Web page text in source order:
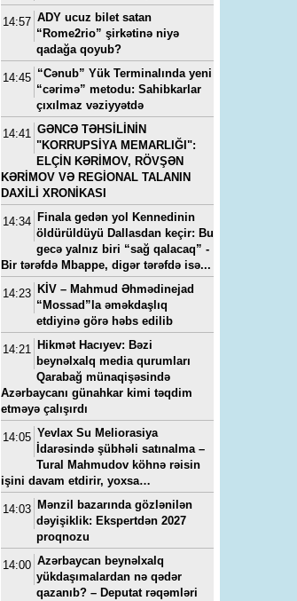
14:57 ADY ucuz bilet satan
“Rome2rio” şirkətinə niyə
qadağa qoyub?
14:45 “Cənub” Yük Terminalında yeni
“cərimə” metodu: Sahibkarlar
çıxılmaz vəziyyətdə
14:41 GƏNCƏ TƏHSİLİNİN
"KORRUPSİYA MEMARLIĞI":
ELÇİN KƏRİMOV, RÖVŞƏN
KƏRİMOV VƏ REGİONAL TALANIN
DAXİLİ XRONİKASI
14:34 Finala gedən yol Kennedinin
öldürüldüyü Dallasdan keçir: Bu
gecə yalnız biri “sağ qalacaq” -
Bir tərəfdə Mbappe, digər tərəfdə isə...
14:23 KİV – Mahmud Əhmədinejad
“Mossad”la əməkdaşlıq
etdiyinə görə həbs edilib
14:21 Hikmət Hacıyev: Bəzi
beynəlxalq media qurumları
Qarabağ münaqişəsində
Azərbaycanı günahkar kimi təqdim
etməyə çalışırdı
14:05 Yevlax Su Meliorasiya
İdarəsində şübhəli satınalma –
Tural Mahmudov köhnə rəisin
işini davam etdirir, yoxsa…
14:03 Mənzil bazarında gözlənilən
dəyişiklik: Ekspertdən 2027
proqnozu
14:00 Azərbaycan beynəlxalq
yükdaşımalardan nə qədər
qazanıb? – Deputat rəqəmləri